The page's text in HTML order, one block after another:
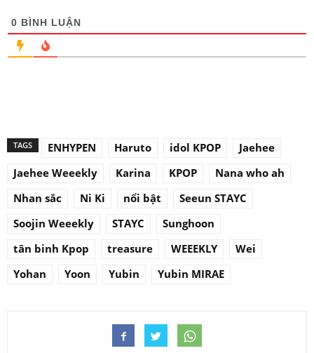
0 BÌNH LUẬN
TAGS ENHYPEN Haruto idol KPOP
Jaehee
Jaehee Weeekly
Karina KPOP
Nana who ah
Nhan sắc
Ni Ki nổi bật
Seeun STAYC
Soojin Weeekly
STAYC
Sunghoon
tân binh Kpop
treasure WEEEKLY
Wei
Yohan
Yoon Yubin Yubin MIRAE